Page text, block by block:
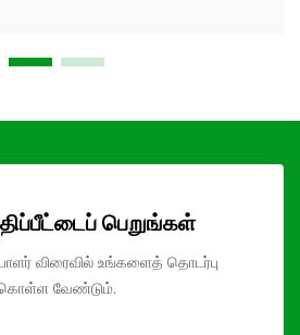
பெறுங்கள்
விரைவில் உங்களைத் தொடர்பு
வேண்டும்.